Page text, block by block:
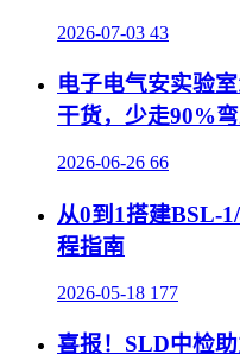
2026-07-03 43
电子电气安实验
干货，少走90%
2026-06-26 66
从0到1搭建BSL-
程指南
2026-05-18 177
喜报！SLD中检